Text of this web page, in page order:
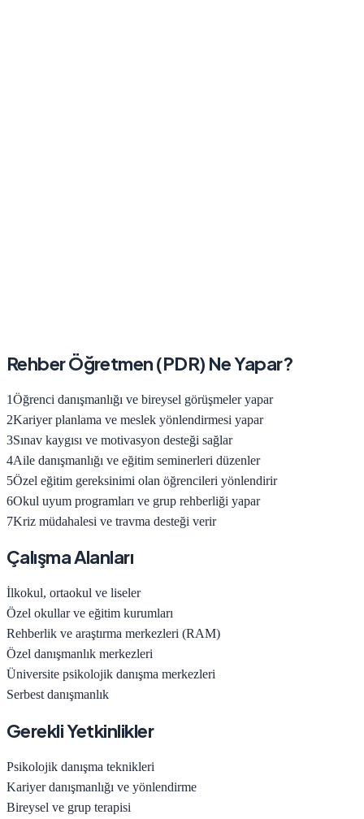
Rehber Öğretmen (PDR) Ne Yapar?
1Öğrenci danışmanlığı ve bireysel görüşmeler yapar
2Kariyer planlama ve meslek yönlendirmesi yapar
3Sınav kaygısı ve motivasyon desteği sağlar
4Aile danışmanlığı ve eğitim seminerleri düzenler
5Özel eğitim gereksinimi olan öğrencileri yönlendirir
6Okul uyum programları ve grup rehberliği yapar
7Kriz müdahalesi ve travma desteği verir
Çalışma Alanları
İlkokul, ortaokul ve liseler
Özel okullar ve eğitim kurumları
Rehberlik ve araştırma merkezleri (RAM)
Özel danışmanlık merkezleri
Üniversite psikolojik danışma merkezleri
Serbest danışmanlık
Gerekli Yetkinlikler
Psikolojik danışma teknikleri
Kariyer danışmanlığı ve yönlendirme
Bireysel ve grup terapisi